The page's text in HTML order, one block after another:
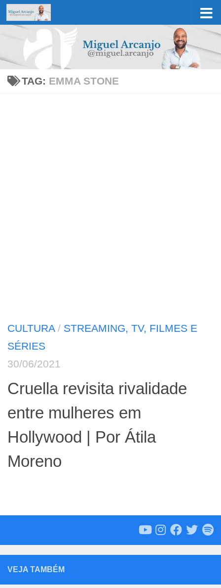
Skip to content
TAG: EMMA STONE
CULTURA/ STREAMING, TV, FILMES E
SÉRIES
30/06/2021
Cruella revisita rivalidade
entre mulheres em
Hollywood | Por Átila
Moreno
VEJA TAMBÉM